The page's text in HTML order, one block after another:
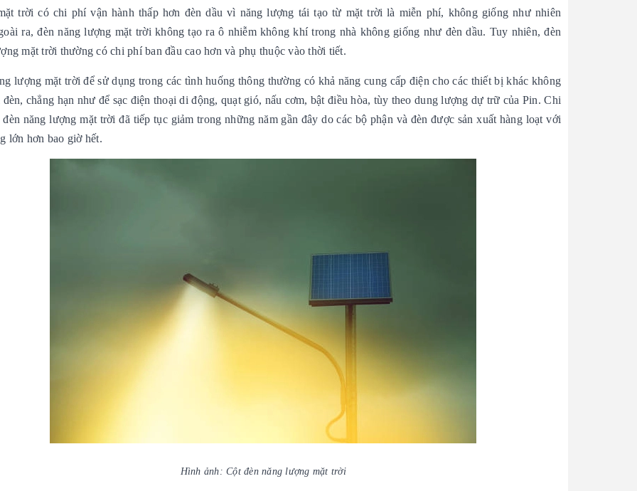
trời có chi phí vận hành thấp hơn đèn dầu vì năng lượng tái tạo từ mặt trời là miễn phí, không giống như nhiên
ra, đèn năng lượng mặt trời không tạo ra ô nhiễm không khí trong nhà không giống như đèn dầu. Tuy nhiên, đèn
mặt trời thường có chi phí ban đầu cao hơn và phụ thuộc vào thời tiết.
lượng mặt trời để sử dụng trong các tình huống thông thường có khả năng cung cấp điện cho các thiết bị khác không
chẳng hạn như để sạc điện thoại di động, quạt gió, nấu cơm, bật điều hòa, tùy theo dung lượng dự trữ của Pin. Chi
đèn năng lượng mặt trời đã tiếp tục giảm trong những năm gần đây do các bộ phận và đèn được sản xuất hàng loạt với
lớn hơn bao giờ hết.
Hình ảnh: Cột đèn năng lượng mặt trời